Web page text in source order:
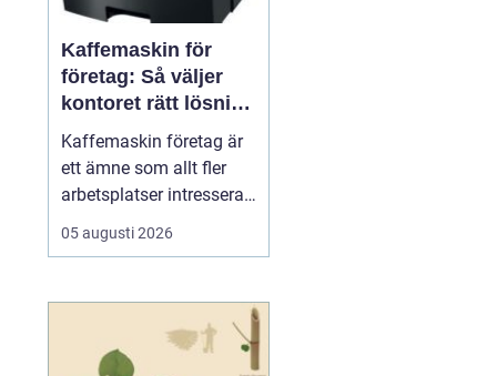
Kaffemaskin för
företag: Så väljer
kontoret rätt lösning
för kaffe på jobbet
Kaffemaskin företag är
ett ämne som allt fler
arbetsplatser intresserar
sig för när de vill höja
trivsel och effektivitet på
en naturlig del av
arbetsdagen, och många
medarbetare up...
05 augusti 2026